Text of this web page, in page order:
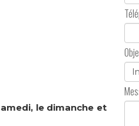
le dimanche et